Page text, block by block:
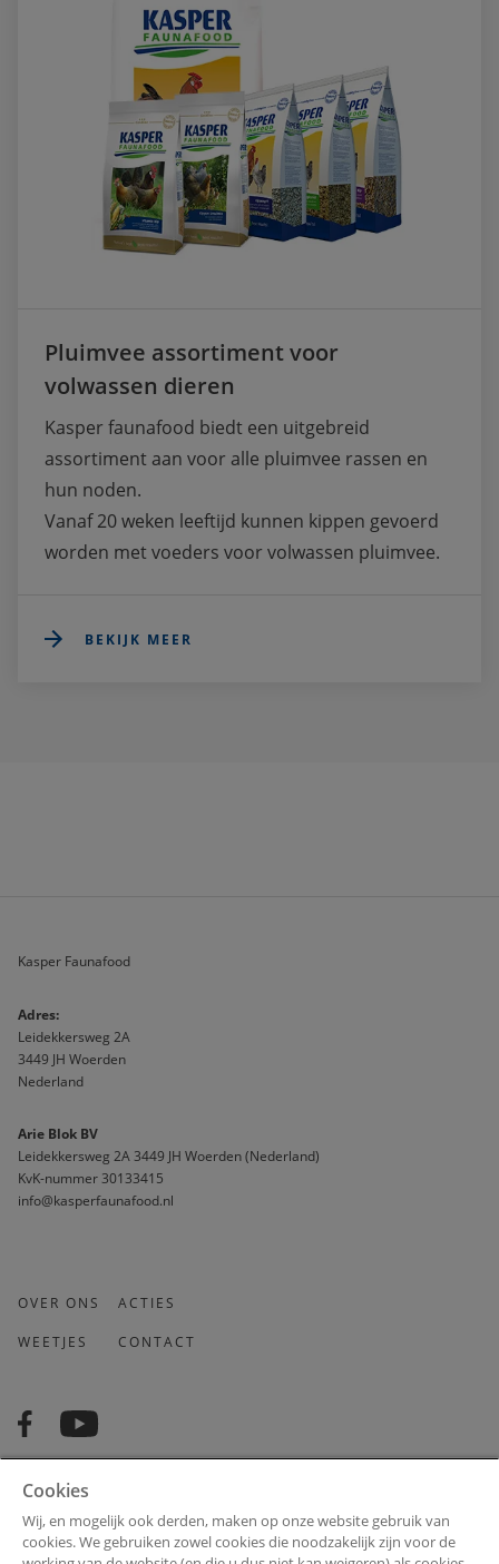
Pluimvee assortiment voor
volwassen dieren
Kasper faunafood biedt een uitgebreid
assortiment aan voor alle pluimvee rassen en
hun noden.
Vanaf 20 weken leeftijd kunnen kippen gevoerd
worden met voeders voor volwassen pluimvee.
BEKIJK MEER
Kasper Faunafood
Adres:
Leidekkersweg 2A
3449 JH Woerden
Nederland
Arie Blok BV
Leidekkersweg 2A 3449 JH Woerden (Nederland)
KvK-nummer 30133415
info@kasperfaunafood.nl
OVER ONS
WEETJES
ACTIES
CONTACT
Wil jij nieuwtjes en advies ontvangen die aansluiten bij wat jóu
interesseert? Doen we graag voor je!
Cookies
Wij, en mogelijk ook derden, maken op onze website gebruik van
cookies. We gebruiken zowel cookies die noodzakelijk zijn voor de